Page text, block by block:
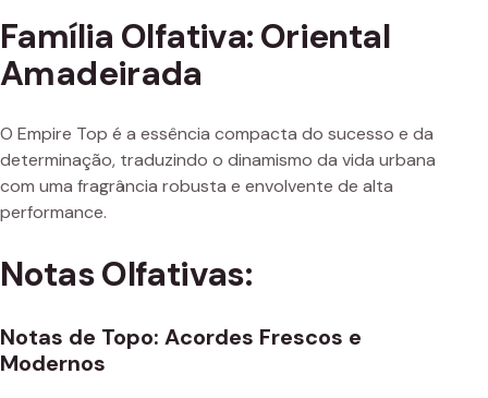
Família Olfativa: Oriental
Amadeirada
O Empire Top é a essência compacta do sucesso e da
determinação, traduzindo o dinamismo da vida urbana
com uma fragrância robusta e envolvente de alta
performance.
Notas Olfativas:
Notas de Topo: Acordes Frescos e
Modernos